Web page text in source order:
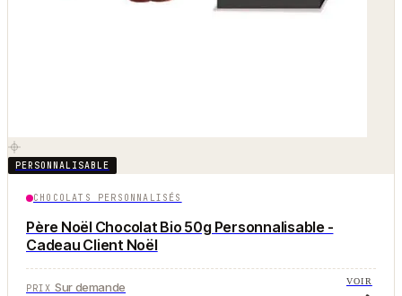
PERSONNALISABLE
CHOCOLATS PERSONNALISÉS
Père Noël Chocolat Bio 50g Personnalisable -
Cadeau Client Noël
PRIX Sur demande VOIR